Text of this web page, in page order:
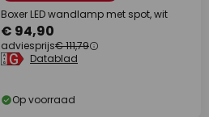
Boxer LED wandlamp met spot, wit
€ 94,90
adviesprijs€ 111,79
Datablad
Op voorraad